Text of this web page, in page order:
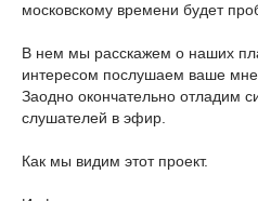
московскому времени будет
В нем мы расскажем о наших
интересом послушаем ваше
Заодно окончательно отладим
слушателей в эфир.
Как мы видим этот проект.